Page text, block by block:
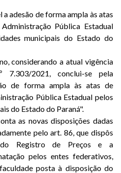
adesão de forma ampla às atas
Pública Estadual
municipais do Estado do
considerando a atual vigência
7.303/2021, conclui-se pela
de forma ampla às atas de
Pública Estadual pelos
do Estado do Paraná".
as novas disposições dadas
pelo art. 86, que dispôs
Registro de Preços e a
pelos entes federativos,
posta à disposição do